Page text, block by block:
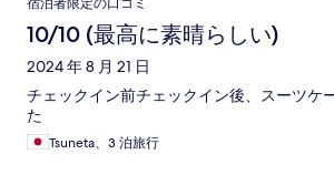
ないです。 この金額なら最高のコストパフ
不満がある人はもっとお金をだして、高い
ださい。 私は機会があれば、また、泊まり
う、ホテル ロートレック オペラ。
宿泊者限定の口コミ
10/10 (最高に素晴らしい)
2024 年 8 月 21 日
チェックイン前チェックイン後、スーツケ
た
Tsuneta、3 泊旅行